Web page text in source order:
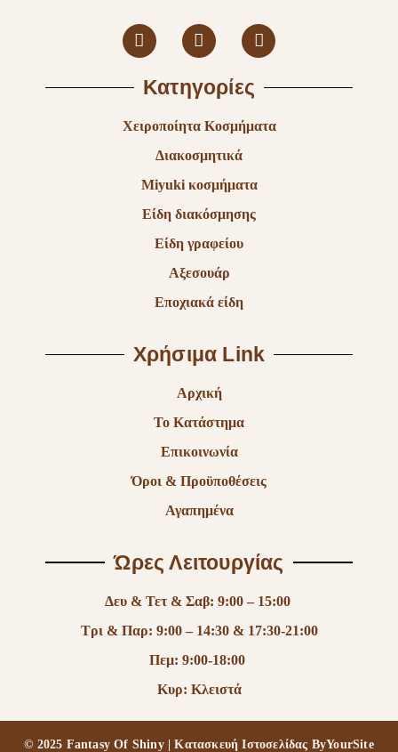
Κατηγορίες
Χειροποίητα Κοσμήματα
Διακοσμητικά
Miyuki κοσμήματα
Είδη διακόσμησης
Είδη γραφείου
Αξεσουάρ
Εποχιακά είδη
Χρήσιμα Link
Αρχική
Το Κατάστημα
Επικοινωνία
Όροι & Προϋποθέσεις
Αγαπημένα
Ώρες Λειτουργίας
Δευ & Τετ & Σαβ: 9:00 – 15:00
Τρι & Παρ: 9:00 – 14:30 & 17:30-21:00
Πεμ: 9:00-18:00
Κυρ: Κλειστά
© 2025 Fantasy Of Shiny | Κατασκευή Ιστοσελίδας ByYourSite